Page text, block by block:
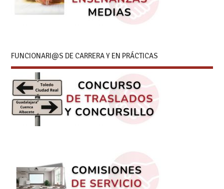
FUNCIONARI@S DE CARRERA Y EN PRÁCTICAS